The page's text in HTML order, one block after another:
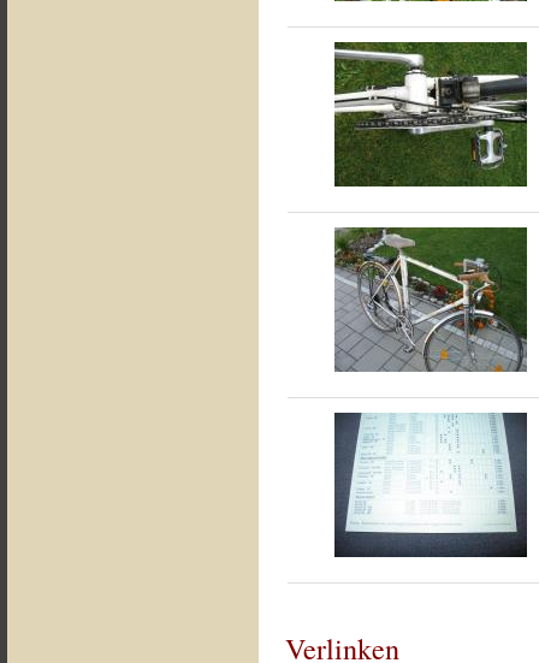
Verlinken